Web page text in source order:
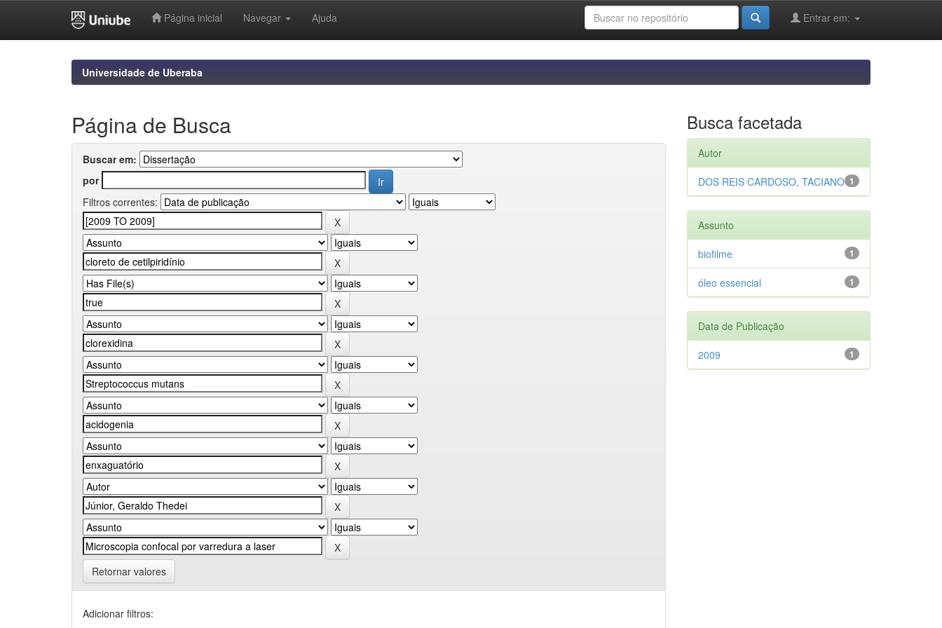
Página inicial Navegar Ajuda Entrar em:
Universidade de Uberaba
Página de Busca
Buscar em:
por
Filtros correntes:
Retornar valores
Adicionar filtros:
Busca facetada
Autor
1
DOS REIS CARDOSO, TACIANO
Assunto
1
biofilme
1
óleo essencial
Data de Publicação
1
2009